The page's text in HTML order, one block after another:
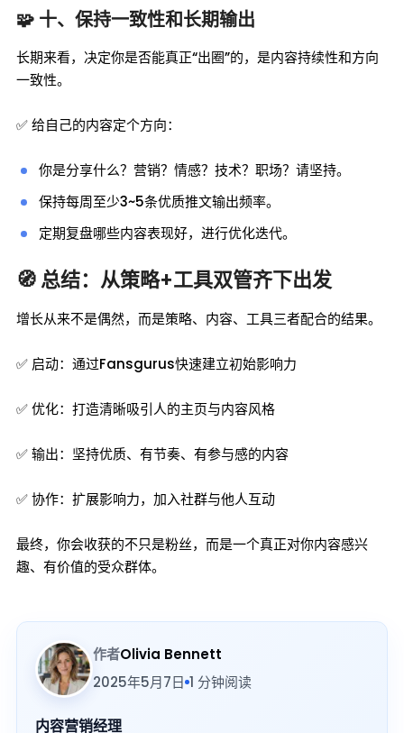
🧩 十、保持一致性和长期输出
长期来看，决定你是否能真正“出圈”的，是内容持续性和方向
一致性。
✅ 给自己的内容定个方向：
你是分享什么？营销？情感？技术？职场？请坚持。
保持每周至少3~5条优质推文输出频率。
定期复盘哪些内容表现好，进行优化迭代。
🧭 总结：从策略+工具双管齐下出发
增长从来不是偶然，而是策略、内容、工具三者配合的结果。
✅ 启动：通过Fansgurus快速建立初始影响力
✅ 优化：打造清晰吸引人的主页与内容风格
✅ 输出：坚持优质、有节奏、有参与感的内容
✅ 协作：扩展影响力，加入社群与他人互动
最终，你会收获的不只是粉丝，而是一个真正对你内容感兴
趣、有价值的受众群体。
作者Olivia Bennett
2025年5月7日 1 分钟阅读
内容营销经理